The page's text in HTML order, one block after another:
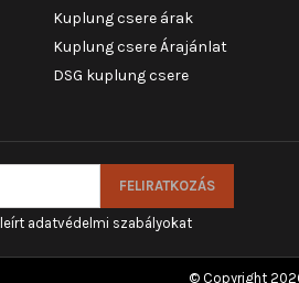
Kuplung csere árak
Kuplung csere Árajánlat
DSG kuplung csere
adatvédelmi szabályokat
© Copyright 2026